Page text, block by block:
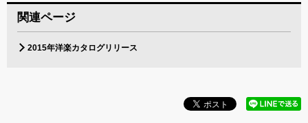
関連ページ
2015年洋楽カタログリリース